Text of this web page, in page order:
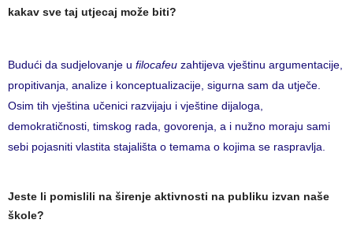
kakav sve taj utjecaj može biti?
Budući da sudjelovanje u filocafeu zahtijeva vještinu argumentacije,
propitivanja, analize i konceptualizacije, sigurna sam da utječe.
Osim tih vještina učenici razvijaju i vještine dijaloga,
demokratičnosti, timskog rada, govorenja, a i nužno moraju sami
sebi pojasniti vlastita stajališta o temama o kojima se raspravlja.
Jeste li pomislili na širenje aktivnosti na publiku izvan naše
škole?